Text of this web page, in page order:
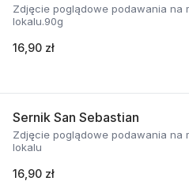
Zdjęcie poglądowe podawania na
lokalu.90g
16,90 zł
Sernik San Sebastian
Zdjęcie poglądowe podawania na
lokalu
16,90 zł